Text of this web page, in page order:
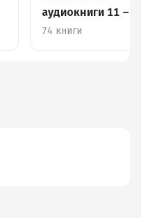
аудиокниги 11 –
74 книги